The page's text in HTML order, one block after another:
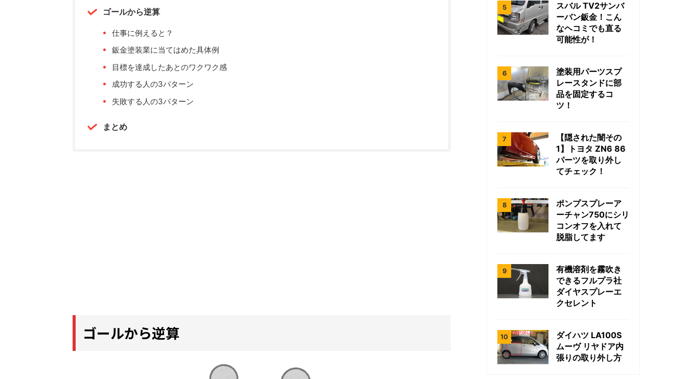
ゴールから逆算
仕事に例えると？
鈑金塗装業に当てはめた具体例
目標を達成したあとのワクワク感
成功する人の3パターン
失敗する人の3パターン
まとめ
ゴールから逆算
スバル TV2サンバ
ーバン鈑金！こん
なヘコミでも直る
可能性が！
塗装用パーツスプ
レースタンドに部
品を固定するコ
ツ！
【隠された闇その
1】トヨタ ZN6 86
パーツを取り外し
てチェック！
ポンプスプレーア
ーチャン750にシリ
コンオフを入れて
脱脂してます
有機溶剤を霧吹き
できるフルプラ社
ダイヤスプレーエ
クセレント
ダイハツ LA100S
ムーヴ リヤドア内
張りの取り外し方